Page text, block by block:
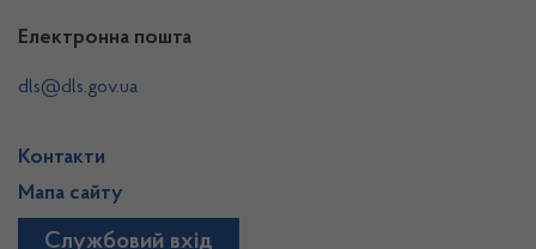
Електронна пошта
dls@dls.gov.ua
Контакти
Мапа сайту
Службовий вхід